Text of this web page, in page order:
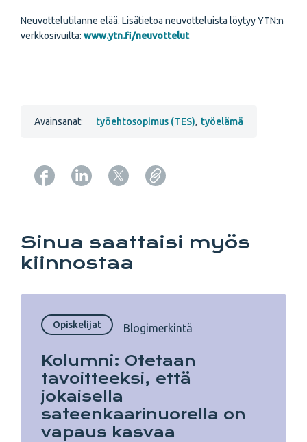
Neuvottelutilanne elää. Lisätietoa neuvotteluista löytyy YTN:n
verkkosivuilta: www.ytn.fi/neuvottelut
Avainsanat: työehtosopimus (TES), työelämä
Sinua saattaisi myös
kiinnostaa
Opiskelijat Blogimerkintä
Kolumni: Otetaan
tavoitteeksi, että
jokaisella
sateenkaarinuorella on
vapaus kasvaa